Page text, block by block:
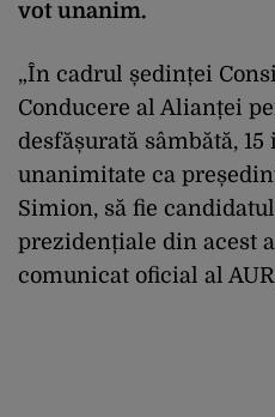
vot unanim.
„În cadrul ședinței
Conducere al Alianței
desfășurată sâmbătă,
unanimitate ca
Simion, să fie
prezidențiale din acest
comunicat oficial al